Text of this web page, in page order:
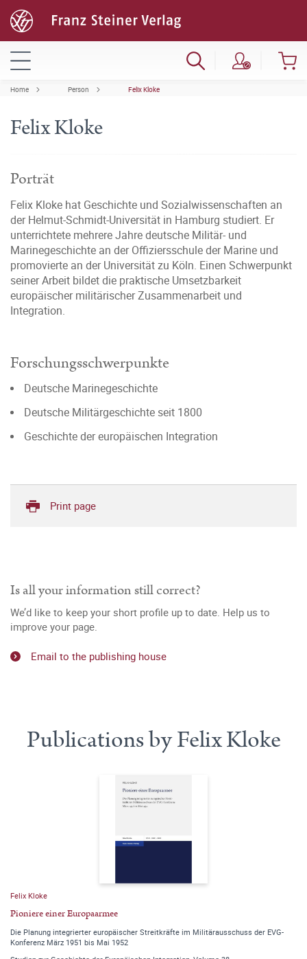
Home Person Felix Kloke
Felix Kloke
Porträt
Felix Kloke hat Geschichte und Sozialwissenschaften an
der Helmut-Schmidt-Universität in Hamburg studiert. Er
unterrichtete mehrere Jahre deutsche Militär- und
Marinegeschichte an der Offiziersschule der Marine und
promovierte an der Universität zu Köln. Einen Schwerpunkt
seiner Arbeit bildet die praktische Umsetzbarkeit
europäischer militärischer Zusammenarbeit und
Integration.
Forschungsschwerpunkte
Deutsche Marinegeschichte
Deutsche Militärgeschichte seit 1800
Geschichte der europäischen Integration
Print page
Is all your information still correct?
We’d like to keep your short profile up to date. Help us to
improve your page.
Email to the publishing house
Publications by Felix Kloke
Felix Kloke
Pioniere einer Europaarmee
Die Planung integrierter europäischer Streitkräfte im Militärausschuss der EVG-
Konferenz März 1951 bis Mai 1952